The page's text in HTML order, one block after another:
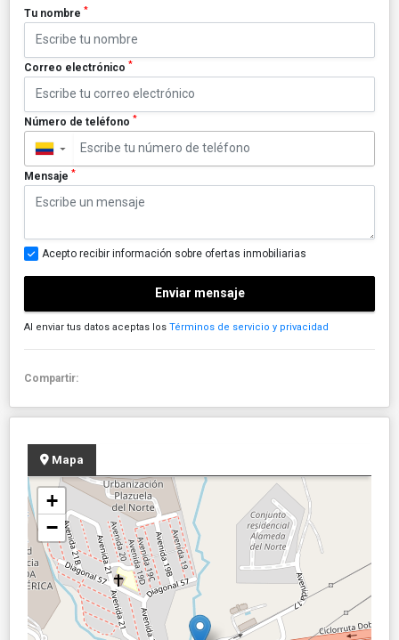
Tu nombre *
Correo electrónico *
Número de teléfono *
▼
Mensaje *
Acepto recibir información sobre ofertas inmobiliarias
Enviar mensaje
Al enviar tus datos aceptas los Términos de servicio y privacidad
Compartir:
Mapa
+
−